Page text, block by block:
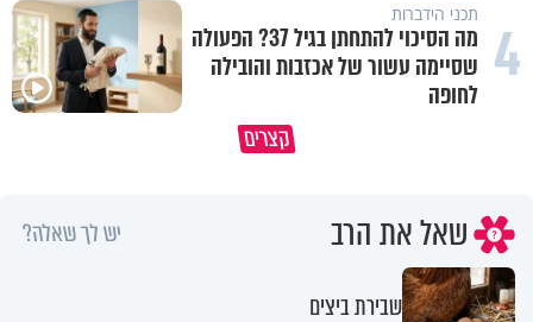
4 תכני הידברות
מה הסיכוי להתחתן בגיל 37? הפעולה
שסיימה עשור של אכזבות והובילה
לחופה
קצרים
שאל את הרב יש לך שאלה?
שבירת ביצים